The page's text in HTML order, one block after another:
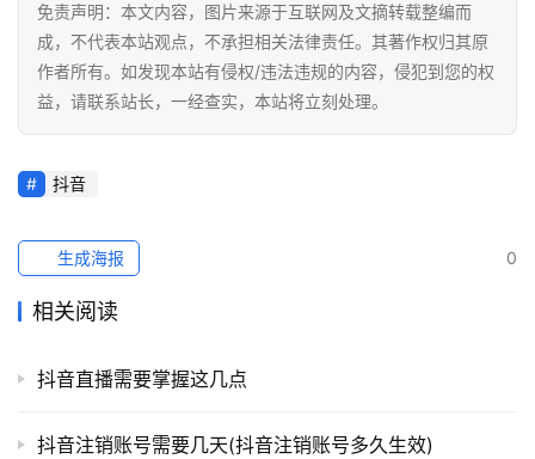
免责声明：本文内容，图片来源于互联网及文摘转载整编而
成，不代表本站观点，不承担相关法律责任。其著作权归其原
作者所有。如发现本站有侵权/违法违规的内容，侵犯到您的权
益，请联系站长，一经查实，本站将立刻处理。
抖音
0
生成海报
相关阅读
抖音直播需要掌握这几点
抖音注销账号需要几天(抖音注销账号多久生效)